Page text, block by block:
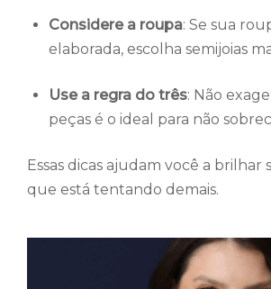
Considere a roupa: Se sua
elaborada, escolha semijoias
Use a regra do três: Não
peças é o ideal para não
Essas dicas ajudam você a brilhar
que está tentando demais.